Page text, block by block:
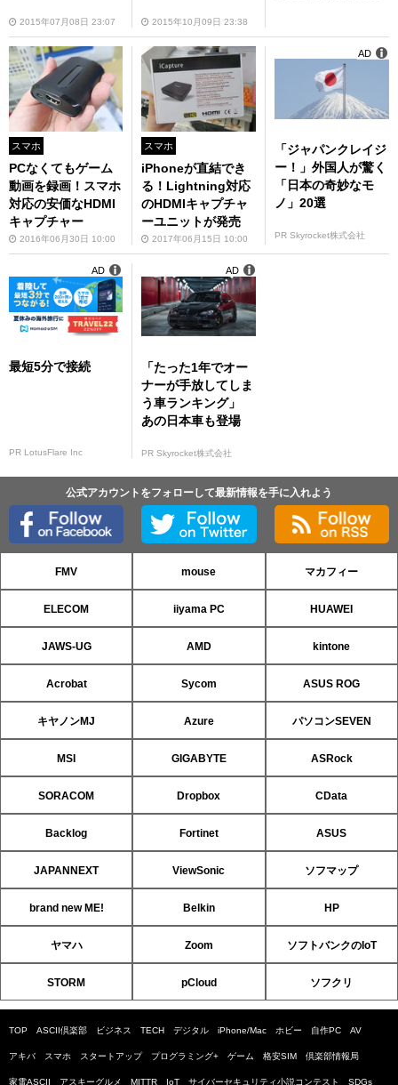
2015年07月08日 23:07 2015年10月09日 23:38
スマホ
PCなくてもゲーム
動画を録画！スマホ
対応の安価なHDMI
キャプチャー
2016年06月30日 10:00
スマホ
iPhoneが直結でき
る！Lightning対応
のHDMIキャプチャ
ーユニットが発売
2017年06月15日 10:00
「ジャパンクレイジ
ー！」外国人が驚く
「日本の奇妙なモ
ノ」20選
PR Skyrocket株式会社
AD
最短5分で接続
PR LotusFlare Inc
AD
「たった1年でオー
ナーが手放してしま
う車ランキング」
あの日本車も登場
PR Skyrocket株式会社
AD
公式アカウントをフォローして最新情報を手に入れよう
FMV mouse マカフィー
ELECOM iiyama PC HUAWEI
JAWS-UG AMD kintone
Acrobat Sycom ASUS ROG
キヤノンMJ Azure パソコンSEVEN
MSI GIGABYTE ASRock
SORACOM Dropbox CData
Backlog Fortinet ASUS
JAPANNEXT ViewSonic ソフマップ
brand new ME! Belkin HP
ヤマハ Zoom ソフトバンクのIoT
STORM pCloud ソフクリ
TOP ASCII倶楽部 ビジネス TECH デジタル iPhone/Mac ホビー 自作PC AV
アキバ スマホ スタートアップ プログラミング+ ゲーム 格安SIM 倶楽部情報局
家電ASCII アスキーグルメ MITTR IoT サイバーセキュリティ小説コンテスト SDGs